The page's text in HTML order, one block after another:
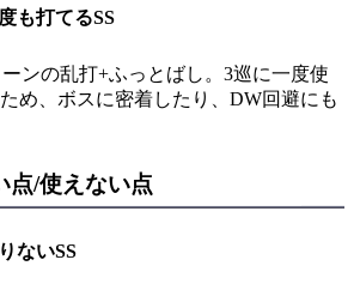
も打てるSS
ーンの乱打+ふっとばし。3巡に一度使
め、ボスに密着したり、DW回避にも
点/使えない点
ないSS